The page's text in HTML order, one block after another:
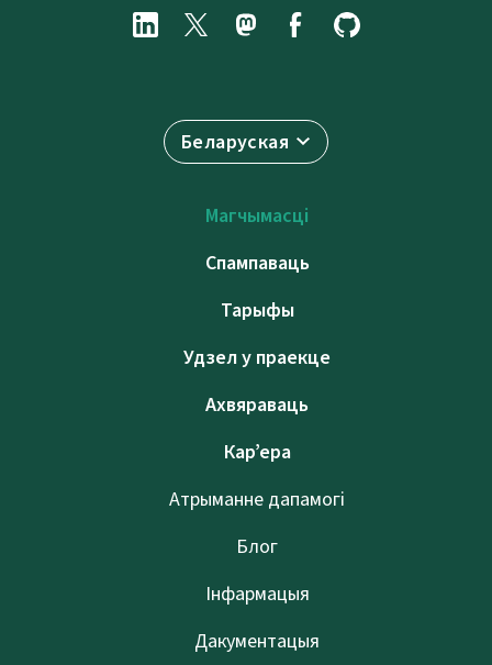
Беларуская
Магчымасці
Спампаваць
Тарыфы
Удзел у праекце
Ахвяраваць
Кар’ера
Атрыманне дапамогі
Блог
Інфармацыя
Дакументацыя